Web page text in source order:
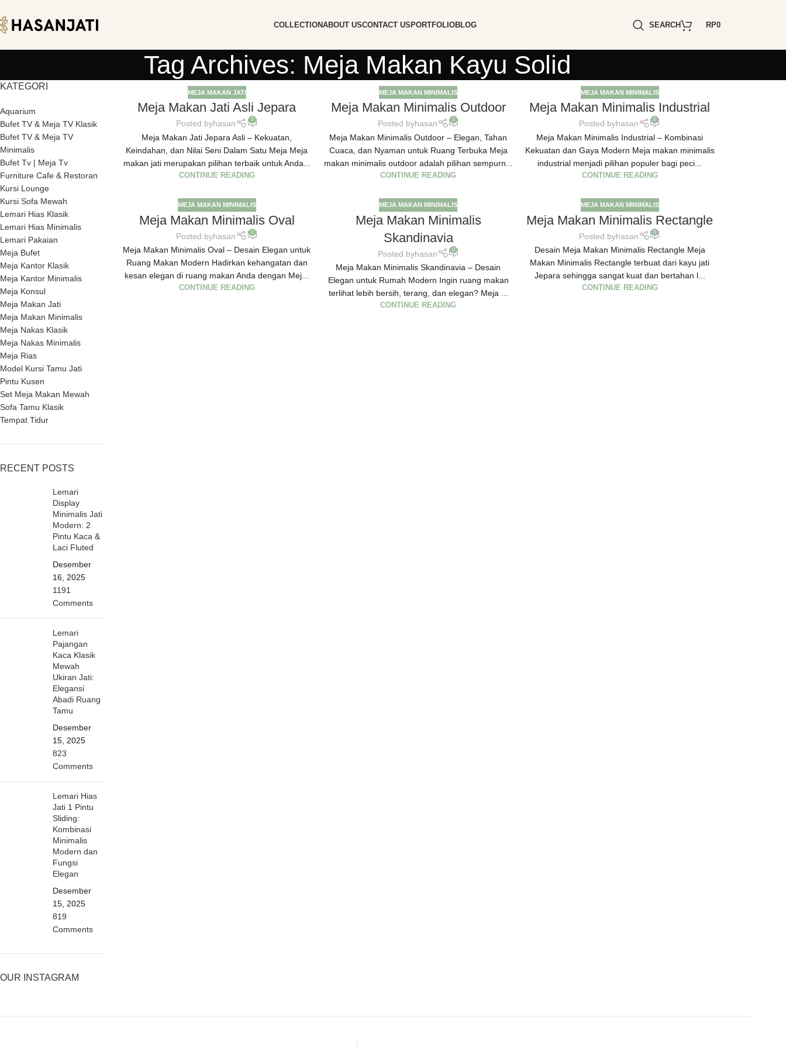
COLLECTIONABOUT USCONTACT US PORTFOLIOBLOG SEARCH RP0
Tag Archives: Meja Makan Kayu Solid
KATEGORI
Aquarium
Bufet TV & Meja TV Klasik
Bufet TV & Meja TV
Minimalis
Bufet Tv | Meja Tv
Furniture Cafe & Restoran
Kursi Lounge
Kursi Sofa Mewah
Lemari Hias Klasik
Lemari Hias Minimalis
Lemari Pakaian
Meja Bufet
Meja Kantor Klasik
Meja Kantor Minimalis
Meja Konsul
Meja Makan Jati
Meja Makan Minimalis
Meja Nakas Klasik
Meja Nakas Minimalis
Meja Rias
Model Kursi Tamu Jati
Pintu Kusen
Set Meja Makan Mewah
Sofa Tamu Klasik
Tempat Tidur
RECENT POSTS
Lemari
Display
Minimalis Jati
Modern: 2
Pintu Kaca &
Laci Fluted
Desember
16, 2025
1191
Comments
Lemari
Pajangan
Kaca Klasik
Mewah
Ukiran Jati:
Elegansi
Abadi Ruang
Tamu
Desember
15, 2025
823
Comments
Lemari Hias
Jati 1 Pintu
Sliding:
Kombinasi
Minimalis
Modern dan
Fungsi
Elegan
Desember
15, 2025
819
Comments
OUR INSTAGRAM
MEJA MAKAN JATI
Meja Makan Jati Asli Jepara
Posted byhasan 0
Meja Makan Jati Jepara Asli – Kekuatan,
Keindahan, dan Nilai Seni Dalam Satu Meja Meja
makan jati merupakan pilihan terbaik untuk Anda...
CONTINUE READING
MEJA MAKAN MINIMALIS
Meja Makan Minimalis Outdoor
Posted byhasan 0
Meja Makan Minimalis Outdoor – Elegan, Tahan
Cuaca, dan Nyaman untuk Ruang Terbuka Meja
makan minimalis outdoor adalah pilihan sempurn...
CONTINUE READING
MEJA MAKAN MINIMALIS
Meja Makan Minimalis Industrial
Posted byhasan 0
Meja Makan Minimalis Industrial – Kombinasi
Kekuatan dan Gaya Modern Meja makan minimalis
industrial menjadi pilihan populer bagi peci...
CONTINUE READING
MEJA MAKAN MINIMALIS
Meja Makan Minimalis Oval
Posted byhasan 0
Meja Makan Minimalis Oval – Desain Elegan untuk
Ruang Makan Modern Hadirkan kehangatan dan
kesan elegan di ruang makan Anda dengan Mej...
CONTINUE READING
MEJA MAKAN MINIMALIS
Meja Makan Minimalis
Skandinavia
Posted byhasan 0
Meja Makan Minimalis Skandinavia – Desain
Elegan untuk Rumah Modern Ingin ruang makan
terlihat lebih bersih, terang, dan elegan? Meja ...
CONTINUE READING
MEJA MAKAN MINIMALIS
Meja Makan Minimalis Rectangle
Posted byhasan 0
Desain Meja Makan Minimalis Rectangle Meja
Makan Minimalis Rectangle terbuat dari kayu jati
Jepara sehingga sangat kuat dan bertahan l...
CONTINUE READING